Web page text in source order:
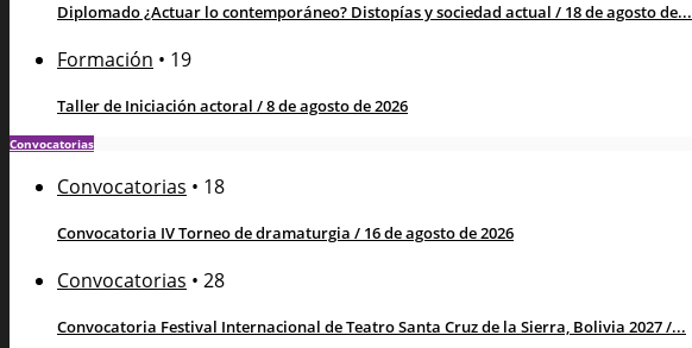
Diplomado ¿Actuar lo contemporáneo? Distopías y sociedad actual / 18 de agosto de...
Formación • 19
Taller de Iniciación actoral / 8 de agosto de 2026
Convocatorias
Convocatorias • 18
Convocatoria IV Torneo de dramaturgia / 16 de agosto de 2026
Convocatorias • 28
Convocatoria Festival Internacional de Teatro Santa Cruz de la Sierra, Bolivia 2027 /...